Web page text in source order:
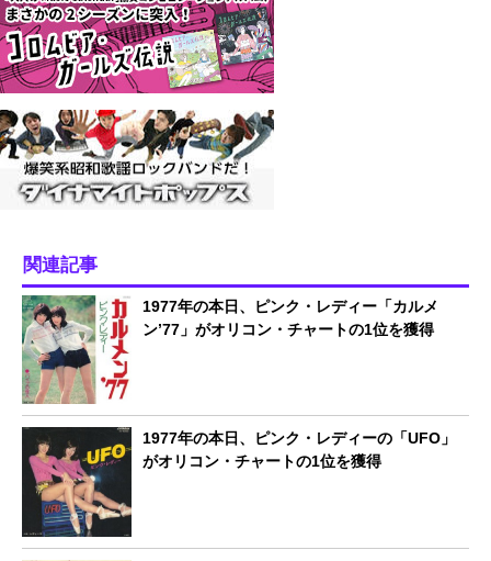
関連記事
1977年の本日、ピンク・レディー「カルメ
ン’77」がオリコン・チャートの1位を獲得
1977年の本日、ピンク・レディーの「UFO」
がオリコン・チャートの1位を獲得